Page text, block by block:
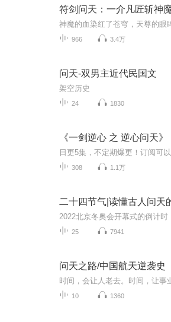
符剑问天：一介凡匠斩神
966 3.4万
问天-双男主近代民国文
架空历史
24 1830
《一剑逆心 之 逆心问天》
308 1.1万
二十四节气|读懂古人问天
25 7941
问天之路/中国航天逆袭史
10 1360